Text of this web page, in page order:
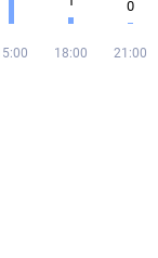
18:00
0
21:00